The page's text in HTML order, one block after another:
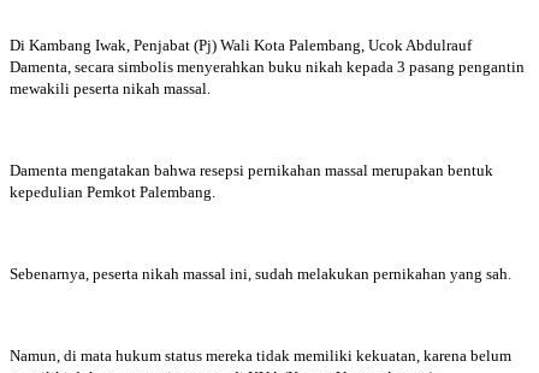
Di Kambang Iwak, Penjabat (Pj) Wali Kota Palembang, Ucok Abdulrauf
Damenta, secara simbolis menyerahkan buku nikah kepada 3 pasang pengantin
mewakili peserta nikah massal.
Damenta mengatakan bahwa resepsi pernikahan massal merupakan bentuk
kepedulian Pemkot Palembang.
Sebenarnya, peserta nikah massal ini, sudah melakukan pernikahan yang sah.
Namun, di mata hukum status mereka tidak memiliki kekuatan, karena belum